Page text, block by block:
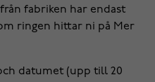
fabriken har endast
ringen hittar ni på Mer
datumet (upp till 20